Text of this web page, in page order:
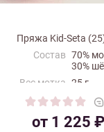
Пряжа Kid-Seta
от 1 225 ₽
Состав 70%
30%
Вес мотка 25 г
Длина нити 210 м
Производитель